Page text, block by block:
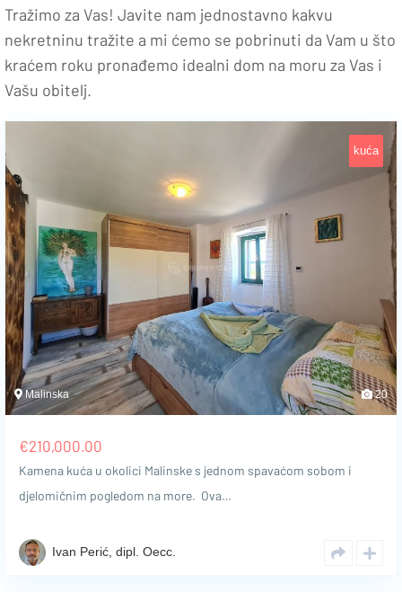
Tražimo za Vas! Javite nam jednostavno kakvu
nekretninu tražite a mi ćemo se pobrinuti da Vam u što
kraćem roku pronađemo idealni dom na moru za Vas i
Vašu obitelj.
kuća
Malinska 20
€210,000.00
Kamena kuća u okolici Malinske s jednom spavaćom sobom i
djelomičnim pogledom na more. Ova…
Ivan Perić, dipl. Oecc.